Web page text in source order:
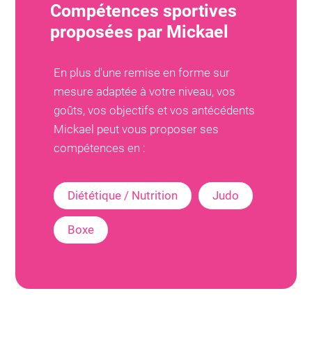
Compétences sportives
proposées par Mickael
En plus d'une remise en forme sur
mesure adaptée à votre niveau, vos
goûts, vos objectifs et vos antécédents
Mickael peut vous proposer ses
compétences en :
Diététique / Nutrition Judo
Boxe